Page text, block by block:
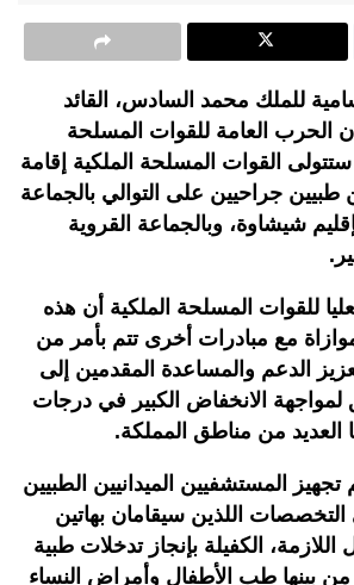
للملك محمد السادس، القائد
الحرب العامة للقوات المسلحة
ستتولى القوات المسلحة الملكية إقامة
طبيين جراحيين على التوالي بالجماعة
شيشاوة، وبالجماعة القروية
للقوات المسلحة الملكية أن هذه
موازاة مع مبادرات أخرى تتم بأمر من
الدعم والمساعدة المقدمين إلى
لمواجهة الانخفاض الكبير في درجات
العديد من مناطق المملكة.
تجهيز المستشفيين الميدانيين الطبيين
التخصصات اللذين سيقامان بهاتين
اللازمة، الكفيلة بإنجاز تدخلات طبية
بينها طب الأطفال وأمراض النساء